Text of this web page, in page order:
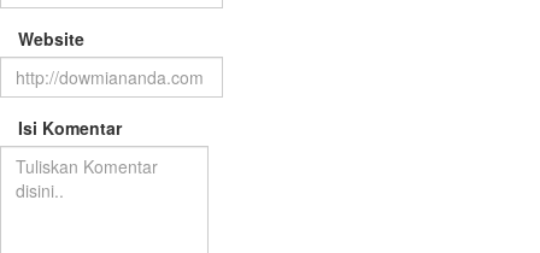
Website
Isi Komentar